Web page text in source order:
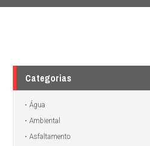
Categorias
Água
Ambiental
Asfaltamento